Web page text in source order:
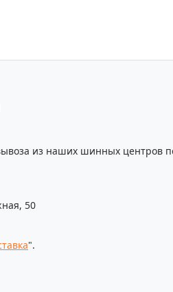
из наших шинных центров
50
".